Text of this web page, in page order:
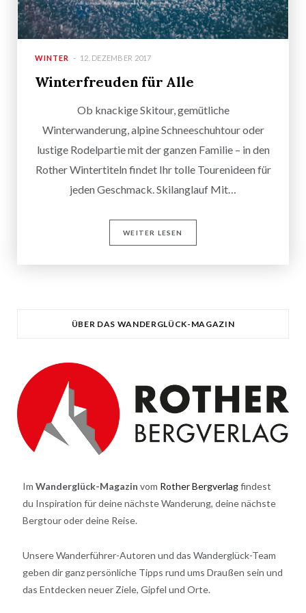
WINTER 12. DEZEMBER 2017
Winterfreuden für Alle
Ob knackige Skitour, gemütliche
Winterwanderung, alpine Schneeschuhtour oder
lustige Rodelpartie mit der ganzen Familie – in den
Rother Wintertiteln findet Ihr tolle Tourenideen für
jeden Geschmack. Skilanglauf Mit…
WEITER LESEN
ÜBER DAS WANDERGLÜCK-MAGAZIN
Im Wanderglück-Magazin vom Rother Bergverlagfindest
du Inspiration für deine nächste Wanderung, deine nächste
Bergtour oder deine Reise.
Unsere Wanderführer-Autoren und das Wanderglück-Team
geben dir ganz persönliche Tipps rund ums Draußen sein und
das Entdecken neuer Ziele, Gipfel und Orte.